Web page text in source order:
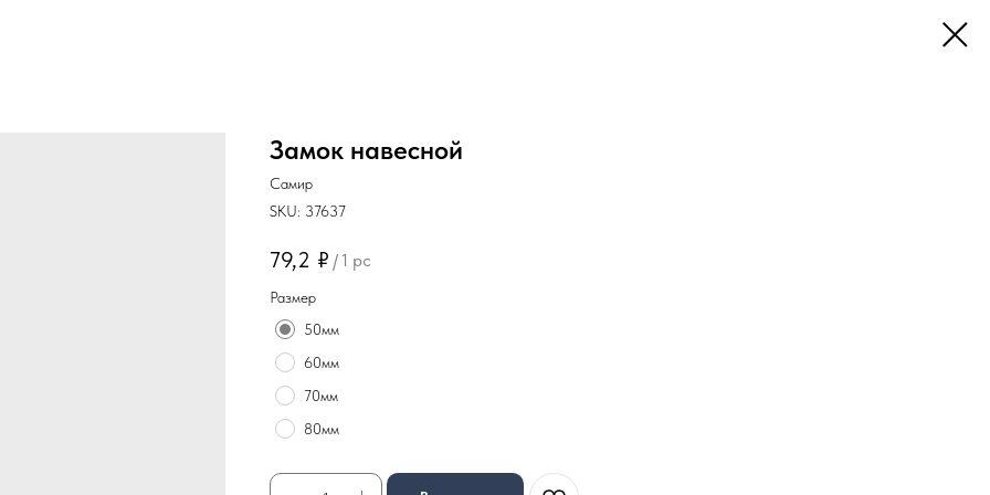
Замок навесной
Самир
SKU: 37637
79,2 ₽ / 1 pc
Размер
50мм
60мм
70мм
80мм